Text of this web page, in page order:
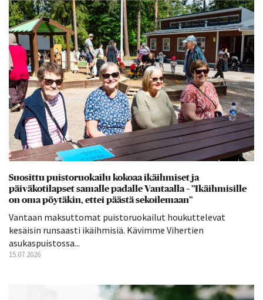
Suosittu puistoruokailu kokoaa ikäihmiset ja
päiväkotilapset samalle padalle Vantaalla – ”Ikäihmisille
on oma pöytäkin, ettei päästä sekoilemaan”
Vantaan maksuttomat puistoruokailut houkuttelevat
kesäisin runsaasti ikäihmisiä. Kävimme Vihertien
asukaspuistossa...
15.07.2026